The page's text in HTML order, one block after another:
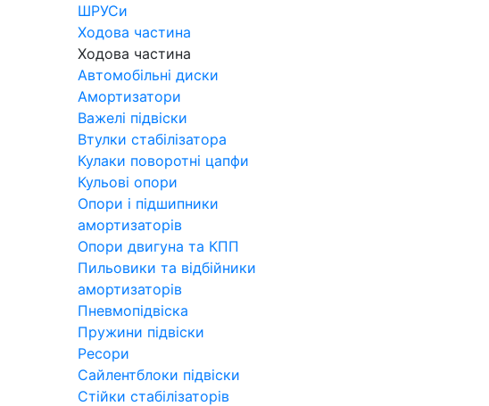
ШРУСи
Ходова частина
Ходова частина
Автомобільні диски
Амортизатори
Важелі підвіски
Втулки стабілізатора
Кулаки поворотні цапфи
Кульові опори
Опори і підшипники
амортизаторів
Опори двигуна та КПП
Пильовики та відбійники
амортизаторів
Пневмопідвіска
Пружини підвіски
Ресори
Сайлентблоки підвіски
Стійки стабілізаторів